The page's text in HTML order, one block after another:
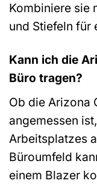
Kombiniere sie
und Stiefeln für
Kann ich die
Büro tragen?
Ob die Arizona
angemessen
Arbeitsplatzes
Büroumfeld
einem Blazer